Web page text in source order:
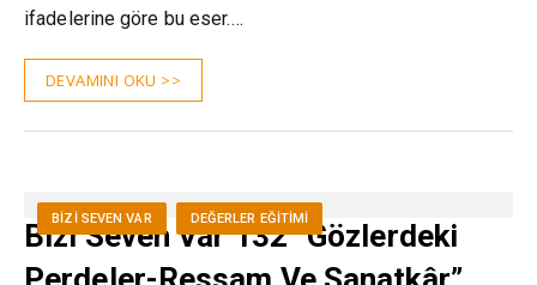
ifadelerine göre bu eser.…
DEVAMINI OKU >>
BIZI SEVEN VAR DEĞERLER EĞITIMI
Bizi Seven Var 132 “Gözlerdeki